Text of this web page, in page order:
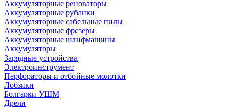
Аккумуляторные реноваторы
Аккумуляторные рубанки
Аккумуляторные сабельные пилы
Аккумуляторные фрезеры
Аккумуляторные шлифмашины
Аккумуляторы
Зарядные устройства
Электроинструмент
Перфораторы и отбойные молотки
Лобзики
Болгарки УШМ
Дрели